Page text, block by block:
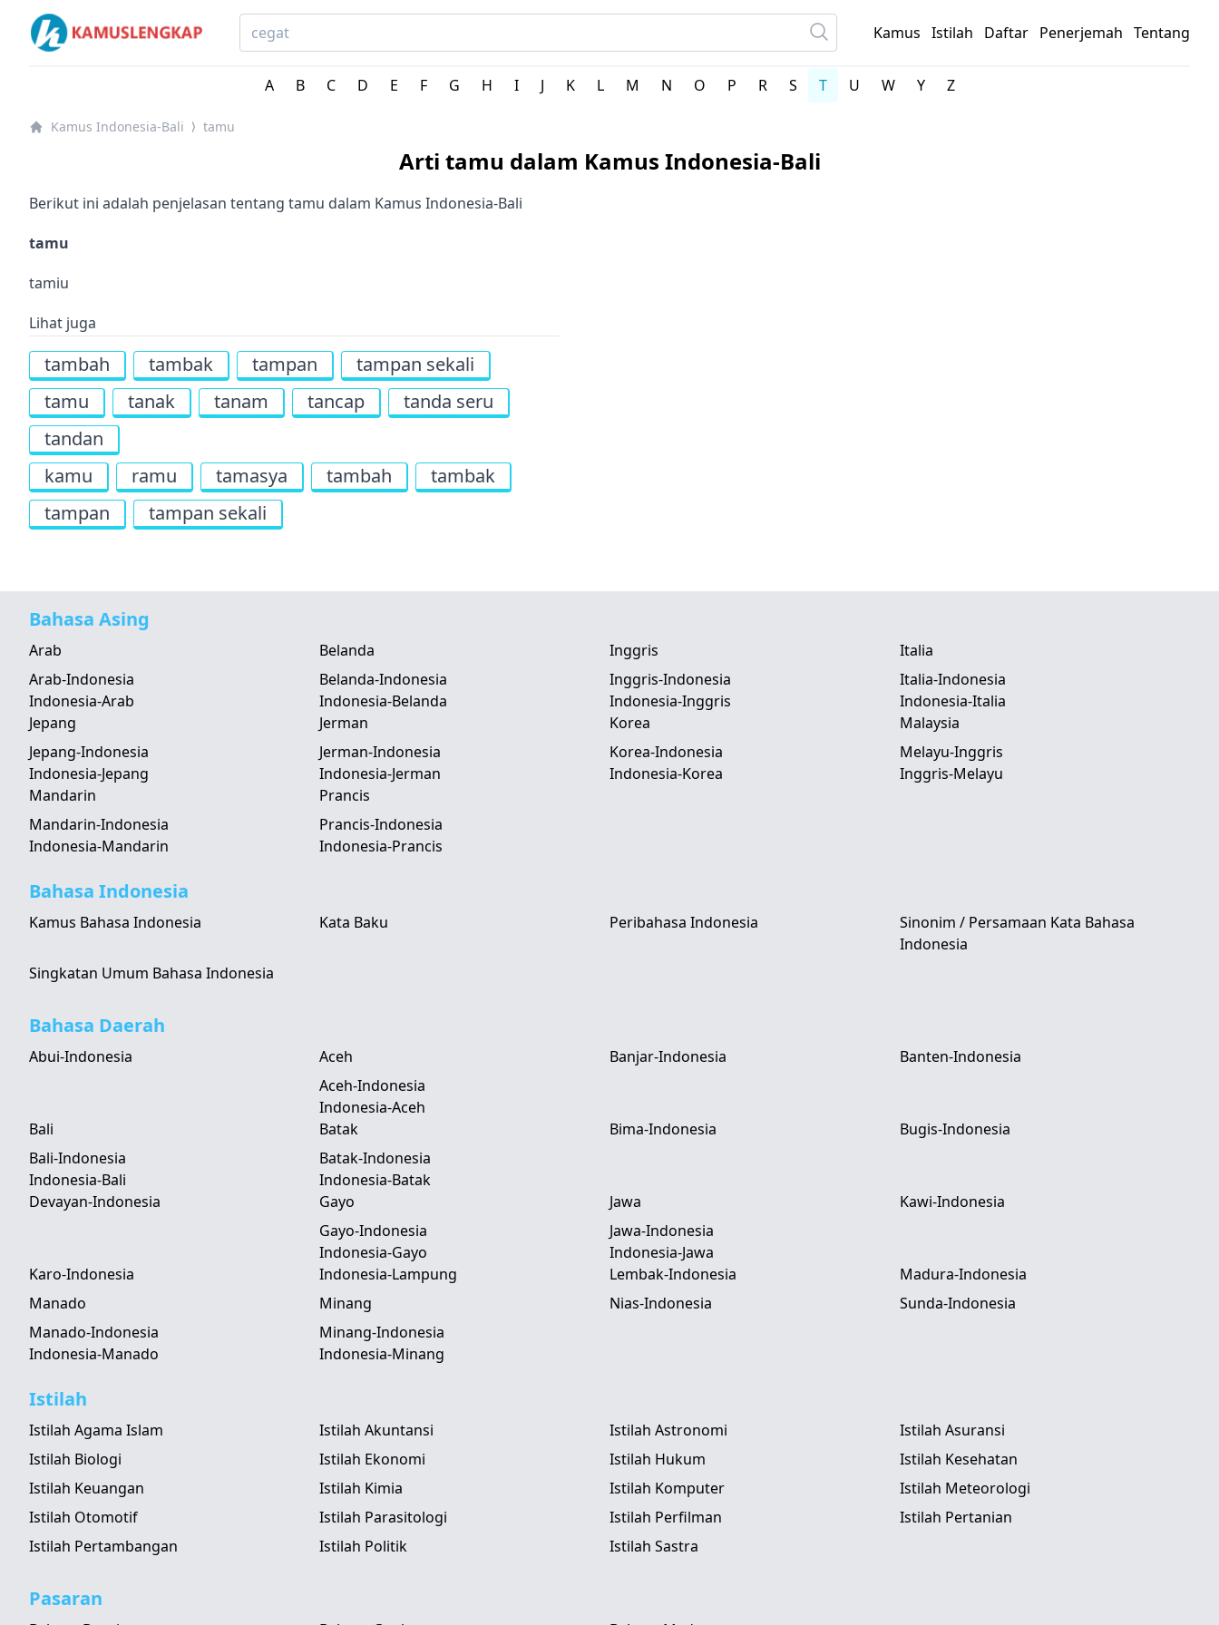
Kamus Lengkap Indonesia-Bali - Kamus Bahasa Daerah Indonesia
Kamus Istilah Daftar Penerjemah Tentang
A B C D E F G H I J K L M N O P R S T U W Y Z
Kamus Indonesia-Bali ⟩ tamu
Arti tamu dalam Kamus Indonesia-Bali
Berikut ini adalah penjelasan tentang tamu dalam Kamus Indonesia-Bali
tamu
tamiu
Lihat juga
tambah tambak tampan
tampan sekali
tamu
tanak tanam tancap
tanda seru
tandan
kamu
ramu tamasya tambah
tambak
tampan
tampan sekali
Bahasa Asing
Arab
Arab-Indonesia
Indonesia-Arab
Belanda
Belanda-Indonesia
Indonesia-Belanda
Inggris
Inggris-Indonesia
Indonesia-Inggris
Italia
Italia-Indonesia
Indonesia-Italia
Jepang
Jepang-Indonesia
Indonesia-Jepang
Jerman
Jerman-Indonesia
Indonesia-Jerman
Korea
Korea-Indonesia
Indonesia-Korea
Malaysia
Melayu-Inggris
Inggris-Melayu
Mandarin
Mandarin-Indonesia
Indonesia-Mandarin
Prancis
Prancis-Indonesia
Indonesia-Prancis
Bahasa Indonesia
Kamus Bahasa Indonesia Kata Baku Peribahasa Indonesia
Sinonim / Persamaan Kata Bahasa
Indonesia
Singkatan Umum Bahasa Indonesia
Bahasa Daerah
Abui-Indonesia
Aceh
Aceh-Indonesia
Indonesia-Aceh
Banjar-Indonesia Banten-Indonesia
Bali
Bali-Indonesia
Indonesia-Bali
Batak
Batak-Indonesia
Indonesia-Batak
Bima-Indonesia Bugis-Indonesia
Devayan-Indonesia
Gayo
Gayo-Indonesia
Indonesia-Gayo
Jawa
Jawa-Indonesia
Indonesia-Jawa
Kawi-Indonesia
Karo-Indonesia Indonesia-Lampung Lembak-Indonesia
Madura-Indonesia
Manado
Manado-Indonesia
Indonesia-Manado
Minang
Minang-Indonesia
Indonesia-Minang
Nias-Indonesia Sunda-Indonesia
Istilah
Istilah Agama Islam Istilah Akuntansi Istilah Astronomi
Istilah Asuransi
Istilah Biologi
Istilah Ekonomi Istilah Hukum
Istilah Kesehatan
Istilah Keuangan
Istilah Kimia Istilah Komputer
Istilah Meteorologi
Istilah Otomotif
Istilah Parasitologi Istilah Perfilman
Istilah Pertanian
Istilah Pertambangan
Istilah Politik Istilah Sastra
Pasaran